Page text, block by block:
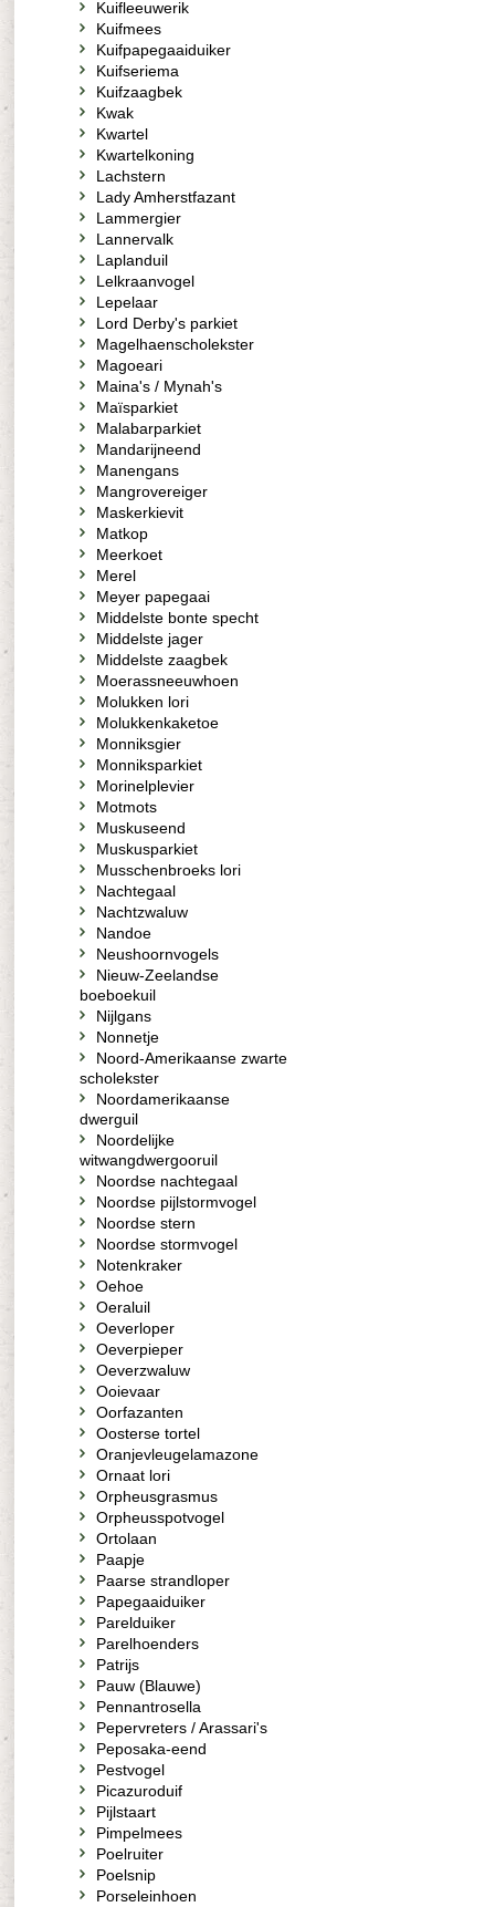
Kuifleeuwerik
Kuifmees
Kuifpapegaaiduiker
Kuifseriema
Kuifzaagbek
Kwak
Kwartel
Kwartelkoning
Lachstern
Lady Amherstfazant
Lammergier
Lannervalk
Laplanduil
Lelkraanvogel
Lepelaar
Lord Derby's parkiet
Magelhaenscholekster
Magoeari
Maina's / Mynah's
Maïsparkiet
Malabarparkiet
Mandarijneend
Manengans
Mangrovereiger
Maskerkievit
Matkop
Meerkoet
Merel
Meyer papegaai
Middelste bonte specht
Middelste jager
Middelste zaagbek
Moerassneeuwhoen
Molukken lori
Molukkenkaketoe
Monniksgier
Monniksparkiet
Morinelplevier
Motmots
Muskuseend
Muskusparkiet
Musschenbroeks lori
Nachtegaal
Nachtzwaluw
Nandoe
Neushoornvogels
Nieuw-Zeelandse
boeboekuil
Nijlgans
Nonnetje
Noord-Amerikaanse zwarte
scholekster
Noordamerikaanse
dwerguil
Noordelijke
witwangdwergooruil
Noordse nachtegaal
Noordse pijlstormvogel
Noordse stern
Noordse stormvogel
Notenkraker
Oehoe
Oeraluil
Oeverloper
Oeverpieper
Oeverzwaluw
Ooievaar
Oorfazanten
Oosterse tortel
Oranjevleugelamazone
Ornaat lori
Orpheusgrasmus
Orpheusspotvogel
Ortolaan
Paapje
Paarse strandloper
Papegaaiduiker
Parelduiker
Parelhoenders
Patrijs
Pauw (Blauwe)
Pennantrosella
Pepervreters / Arassari's
Peposaka-eend
Pestvogel
Picazuroduif
Pijlstaart
Pimpelmees
Poelruiter
Poelsnip
Porseleinhoen